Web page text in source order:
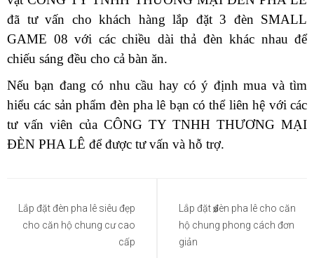
đã tư vấn cho khách hàng lắp đặt 3 đèn SMALL
GAME 08 với các chiều dài thả đèn khác nhau để
chiếu sáng đều cho cả bàn ăn.
Nếu bạn đang có nhu cầu hay có ý định mua và tìm
hiểu các sản phẩm đèn pha lê bạn có thể liên hệ với các
tư vấn viên của CÔNG TY TNHH THƯƠNG MẠI
ĐÈN PHA LÊ để được tư vấn và hỗ trợ.
hướng
Lắp đặt đèn pha lê siêu đẹp
cho căn hộ chung cư cao
cấp
Lắp đặt đèn pha lê cho căn
hộ chung phong cách đơn
giản